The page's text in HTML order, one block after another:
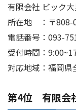
有限会社 ビック
所在地 ：〒808-
電話番号：093-
受付時間：
対応地域：福岡県
第4位 有限会